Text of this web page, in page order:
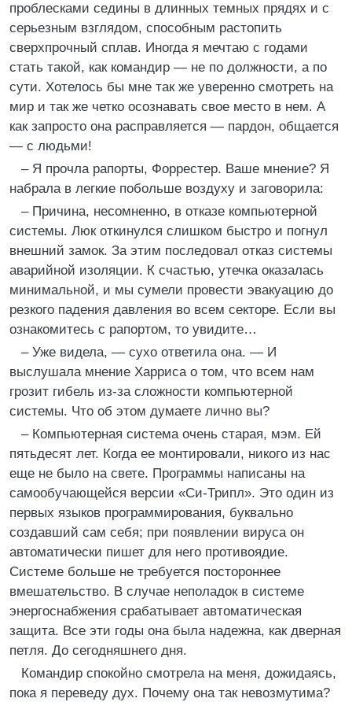
проблесками седины в длинных темных прядях и с
серьезным взглядом, способным растопить
сверхпрочный сплав. Иногда я мечтаю с годами
стать такой, как командир — не по должности, а по
сути. Хотелось бы мне так же уверенно смотреть на
мир и так же четко осознавать свое место в нем. А
как запросто она расправляется — пардон, общается
— с людьми!
– Я прочла рапорты, Форрестер. Ваше мнение? Я
набрала в легкие побольше воздуху и заговорила:
– Причина, несомненно, в отказе компьютерной
системы. Люк откинулся слишком быстро и погнул
внешний замок. За этим последовал отказ системы
аварийной изоляции. К счастью, утечка оказалась
минимальной, и мы сумели провести эвакуацию до
резкого падения давления во всем секторе. Если вы
ознакомитесь с рапортом, то увидите…
– Уже видела, — сухо ответила она. — И
выслушала мнение Харриса о том, что всем нам
грозит гибель из-за сложности компьютерной
системы. Что об этом думаете лично вы?
– Компьютерная система очень старая, мэм. Ей
пятьдесят лет. Когда ее монтировали, никого из нас
еще не было на свете. Программы написаны на
самообучающейся версии «Си-Трипл». Это один из
первых языков программирования, буквально
создавший сам себя; при появлении вируса он
автоматически пишет для него противоядие.
Системе больше не требуется постороннее
вмешательство. В случае неполадок в системе
энергоснабжения срабатывает автоматическая
защита. Все эти годы она была надежна, как дверная
петля. До сегодняшнего дня.
Командир спокойно смотрела на меня, дожидаясь,
пока я переведу дух. Почему она так невозмутима?